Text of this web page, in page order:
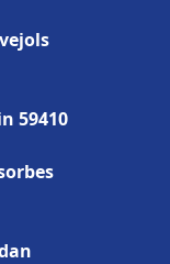
59410